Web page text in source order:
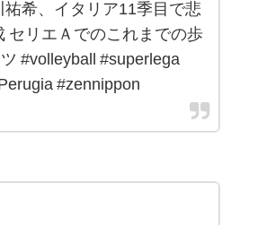
祐希、イタリア11季目で悲
セリエＡでのこれまでの歩
#volleyball #superlega
#zennippon